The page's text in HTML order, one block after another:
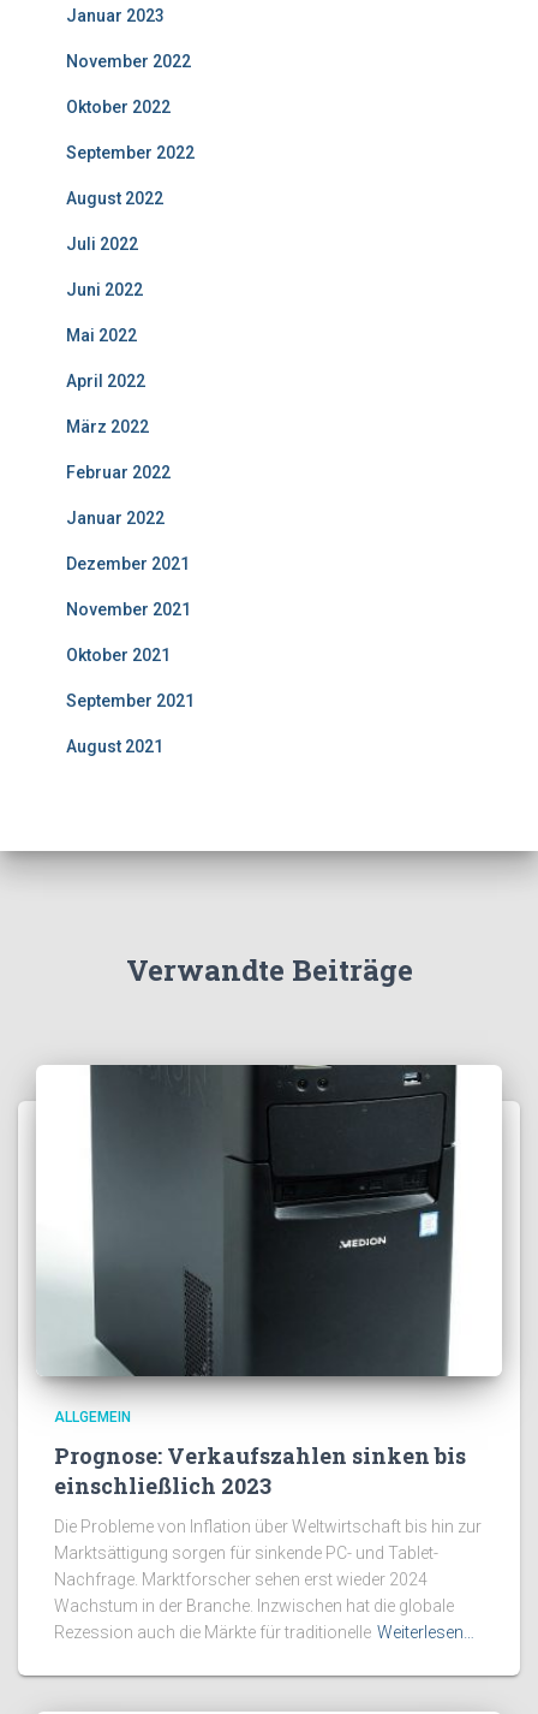
Januar 2023
November 2022
Oktober 2022
September 2022
August 2022
Juli 2022
Juni 2022
Mai 2022
April 2022
März 2022
Februar 2022
Januar 2022
Dezember 2021
November 2021
Oktober 2021
September 2021
August 2021
Verwandte Beiträge
ALLGEMEIN
Prognose: Verkaufszahlen sinken bis
einschließlich 2023
Die Probleme von Inflation über Weltwirtschaft bis hin zur
Marktsättigung sorgen für sinkende PC- und Tablet-
Nachfrage. Marktforscher sehen erst wieder 2024
Wachstum in der Branche. Inzwischen hat die globale
Rezession auch die Märkte für traditionelle Weiterlesen…